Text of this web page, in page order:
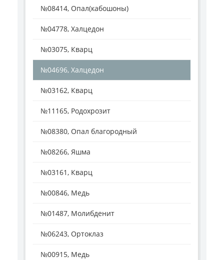
№08414, Опал(кабошоны)
№04778, Халцедон
№03075, Кварц
№04696, Халцедон
№03162, Кварц
№11165, Родохрозит
№08380, Опал благородный
№08266, Яшма
№03161, Кварц
№00846, Медь
№01487, Молибденит
№06243, Ортоклаз
№00915, Медь